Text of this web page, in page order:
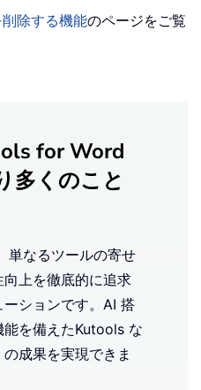
除する機能のページをご覧
for Word
多くのこと
なるツールの寄せ
上を徹底的に追求
ションです。AI 搭
を備えたKutools な
成果を実現できま